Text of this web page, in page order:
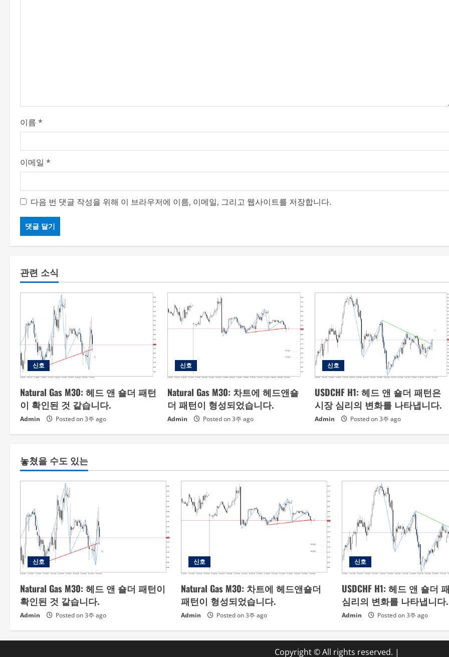
o
n
이름 *
이메일 *
다음 번 댓글 작성을 위해 이 브라우저에 이름, 이메일, 그리고 웹사이트를 저장합니다.
관련 소식
신호
Natural Gas M30: 헤드 앤 숄더 패턴
이 확인된 것 같습니다.
Admin Posted on 3주 ago
신호
Natural Gas M30: 차트에 헤드앤숄
더 패턴이 형성되었습니다.
Admin Posted on 3주 ago
신호
USDCHF H1: 헤드 앤 숄더 패턴은
시장 심리의 변화를 나타냅니다.
Admin Posted on 3주 ago
놓쳤을 수도 있는
신호
Natural Gas M30: 헤드 앤 숄더 패턴이
확인된 것 같습니다.
Admin Posted on 3주 ago
신호
Natural Gas M30: 차트에 헤드앤숄더
패턴이 형성되었습니다.
Admin Posted on 3주 ago
신호
USDCHF H1: 헤드 앤 숄더
심리의 변화를 나타냅니다.
Admin Posted on 3주 ago
Copyright © All rights reserved. |